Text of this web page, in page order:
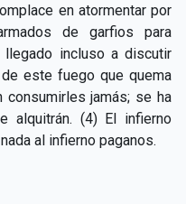
en atormentar por
de garfios para
incluso a discutir
este fuego que quema
jamás; se ha
(4) El infierno
al infierno paganos.